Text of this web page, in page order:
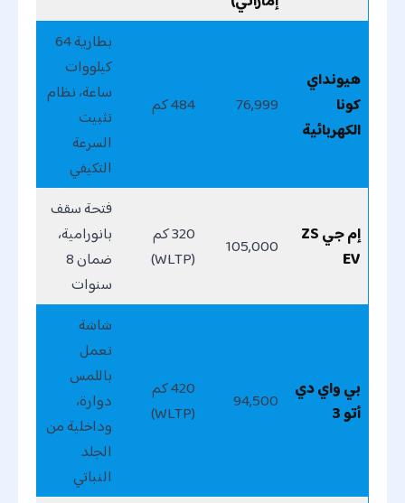
هيونداي
كونا
الكهربائية
76,999 484 كم
بطارية 64
كيلووات
ساعة، نظام
تثبيت
السرعة
التكيفي
إم جي ZS
EV
105,000
320 كم
(WLTP)
فتحة سقف
بانورامية،
ضمان 8
سنوات
بي واي دي
أتو 3
94,500
420 كم
(WLTP)
شاشة
تعمل
باللمس
دوارة،
وداخلية من
الجلد
النباتي